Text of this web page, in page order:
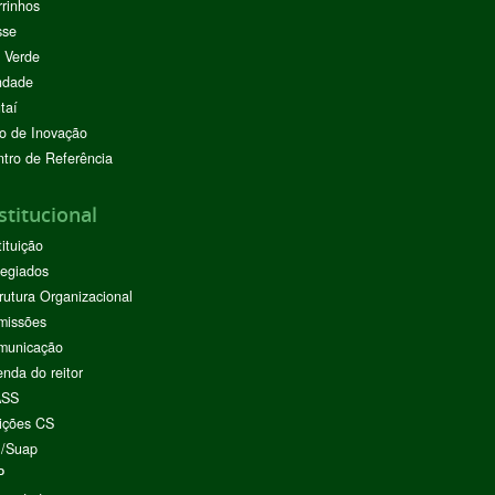
de Inovação
de Referência
Organizacional
do reitor
CS
Suap